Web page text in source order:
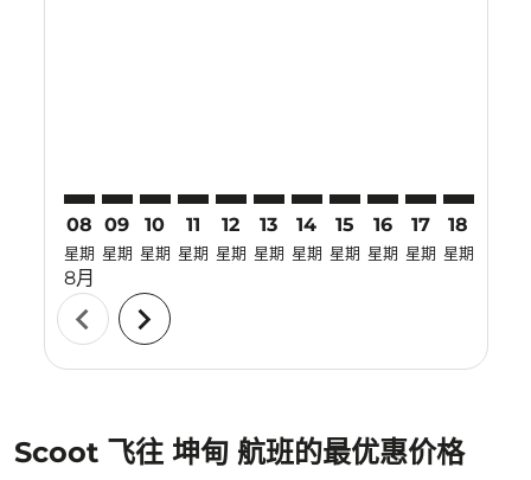
08
星期
8月
09
星期
10
星期
11
星期
12
星期
13
星期
14
星期
15
星期
16
星期
17
星期
18
星期
chevron_left chevron_right
Scoot 飞往 坤甸 航班的最优惠价格